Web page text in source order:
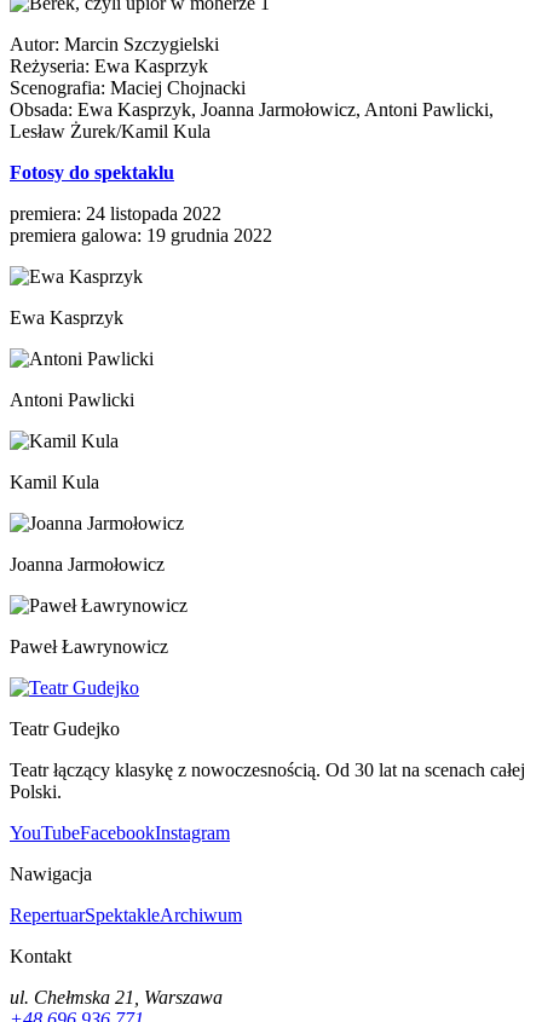
Autor: Marcin Szczygielski
Reżyseria: Ewa Kasprzyk
Scenografia: Maciej Chojnacki
Obsada: Ewa Kasprzyk, Joanna Jarmołowicz, Antoni Pawlicki,
Lesław Żurek/Kamil Kula
Fotosy do spektaklu
premiera: 24 listopada 2022
premiera galowa: 19 grudnia 2022
Ewa Kasprzyk
Antoni Pawlicki
Kamil Kula
Joanna Jarmołowicz
Paweł Ławrynowicz
Teatr Gudejko
Teatr łączący klasykę z nowoczesnością. Od 30 lat na scenach całej
Polski.
YouTubeFacebookInstagram
Nawigacja
RepertuarSpektakleArchiwum
Kontakt
ul. Chełmska 21, Warszawa